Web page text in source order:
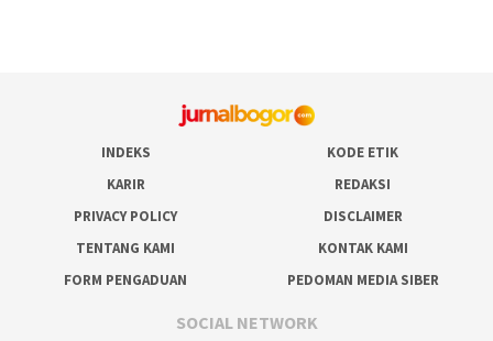
INDEKS
KODE ETIK
KARIR
REDAKSI
PRIVACY POLICY
DISCLAIMER
TENTANG KAMI
KONTAK KAMI
FORM PENGADUAN
PEDOMAN MEDIA SIBER
SOCIAL NETWORK